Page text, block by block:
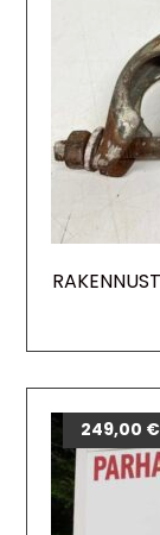
249,00 €